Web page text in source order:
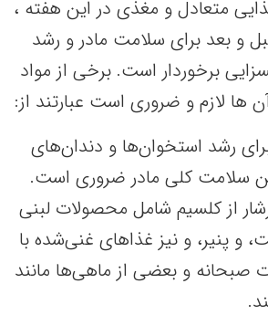
متعادل و مغذی در این هفته ،
و بعد برای سلامت مادر و رشد
برخوردار است. برخی از مواد
لازم و ضروری است عبارتند از:
رشد استخوان‌ها و دندان‌های
سلامت کلی مادر ضروری است.
از کلسیم شامل محصولات لبنی
و پنیر، و نیز غذاهای غنی‌شده با
صبحانه و بعضی از ماهی‌ها مانند